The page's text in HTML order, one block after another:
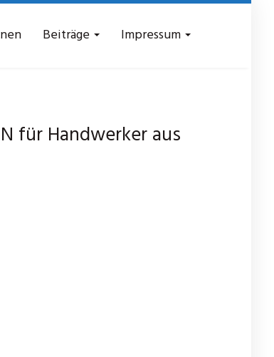
Beiträge Impressum
für Handwerker aus